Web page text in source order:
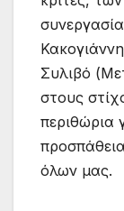
Συλιβό
στους
περιθώρια
όλων μας.